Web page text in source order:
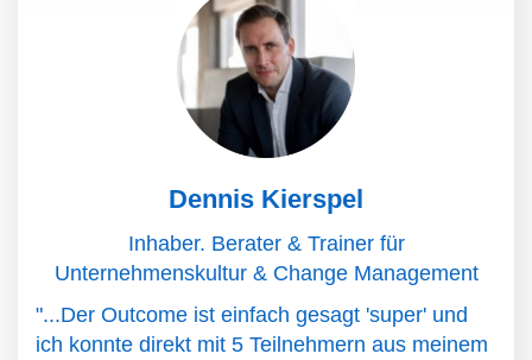
Dennis Kierspel
Inhaber. Berater & Trainer für
Unternehmenskultur & Change Management
"...Der Outcome ist einfach gesagt 'super' und
ich konnte direkt mit 5 Teilnehmern aus meinem